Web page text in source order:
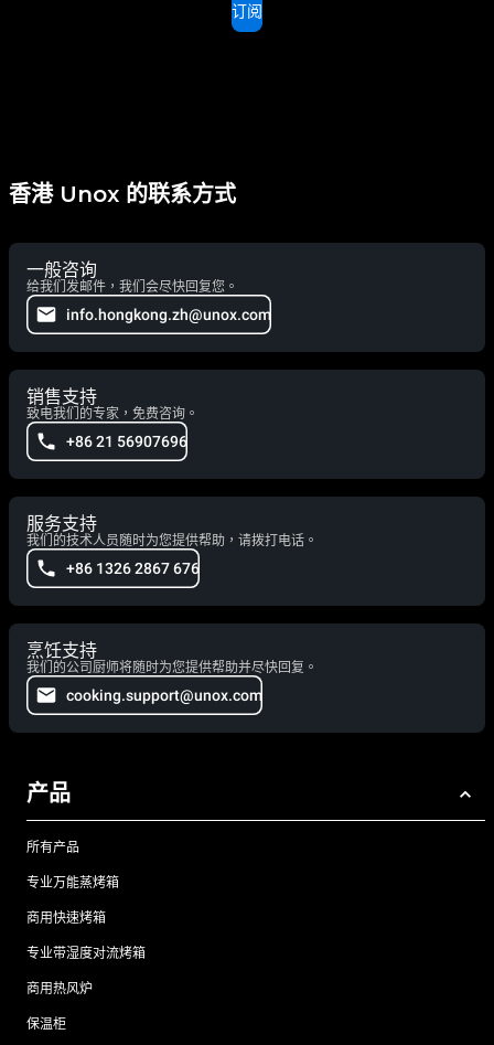
订阅
香港 Unox 的联系方式
一般咨询
给我们发邮件，我们会尽快回复您。
info.hongkong.zh@unox.com
销售支持
致电我们的专家，免费咨询。
+86 21 56907696
服务支持
我们的技术人员随时为您提供帮助，请拨打电话。
+86 1326 2867 676
烹饪支持
我们的公司厨师将随时为您提供帮助并尽快回复。
cooking.support@unox.com
产品
所有产品
专业万能蒸烤箱
商用快速烤箱
专业带湿度对流烤箱
商用热风炉
保温柜